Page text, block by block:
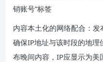
销账号”标签
内容本土化的网络配合：发
确保IP地址与该时段的地
布晚间内容，IP应显示为美